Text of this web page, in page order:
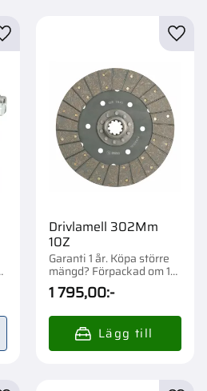
Lägg till i favoriter
Drivlamell 302Mm
10Z
Garanti 1 år. Köpa större
mängd? Förpackad om 1
st.
1 795,00:-